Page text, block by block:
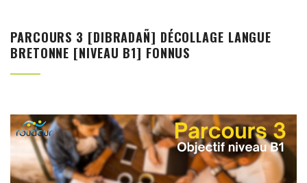
PARCOURS 3 [DIBRADAÑ] DÉCOLLAGE LANGUE
BRETONNE [NIVEAU B1] FONNUS